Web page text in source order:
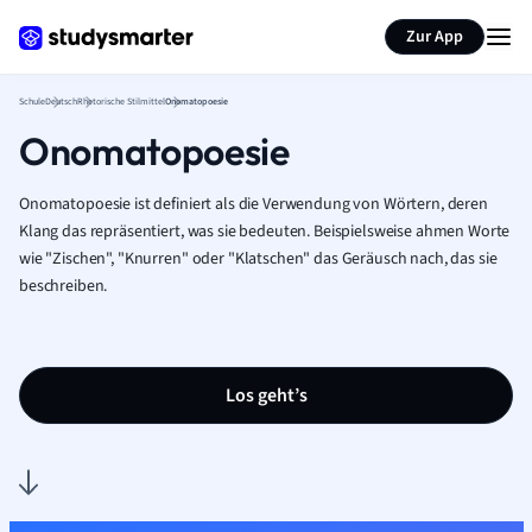
Zur App
SchuleDeutschRhetorische StilmittelOnomatopoesie
Onomatopoesie
Onomatopoesie ist definiert als die Verwendung von Wörtern, deren
Klang das repräsentiert, was sie bedeuten. Beispielsweise ahmen Worte
wie "Zischen", "Knurren" oder "Klatschen" das Geräusch nach, das sie
beschreiben.
Los geht’s
Seite zusammenfassen